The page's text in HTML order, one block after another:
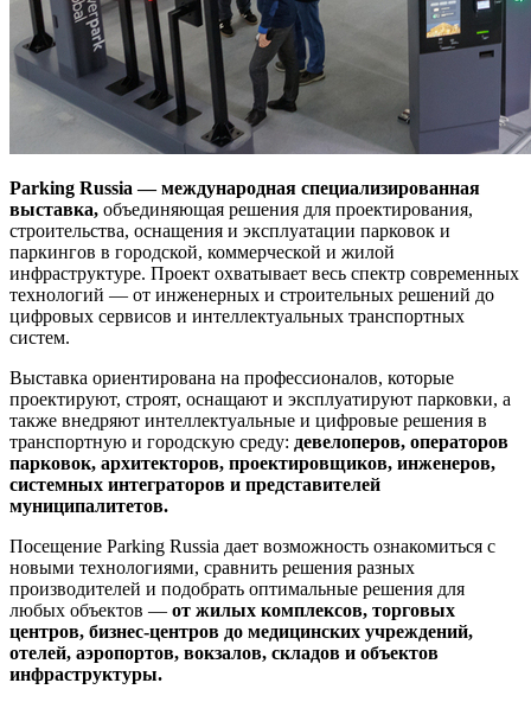
Parking Russia — международная специализированная
выставка, объединяющая решения для проектирования,
строительства, оснащения и эксплуатации парковок и
паркингов в городской, коммерческой и жилой
инфраструктуре. Проект охватывает весь спектр современных
технологий — от инженерных и строительных решений до
цифровых сервисов и интеллектуальных транспортных
систем.
Выставка ориентирована на профессионалов, которые
проектируют, строят, оснащают и эксплуатируют парковки, а
также внедряют интеллектуальные и цифровые решения в
транспортную и городскую среду: девелоперов, операторов
парковок, архитекторов, проектировщиков, инженеров,
системных интеграторов и представителей
муниципалитетов.
Посещение Parking Russia дает возможность ознакомиться с
новыми технологиями, сравнить решения разных
производителей и подобрать оптимальные решения для
любых объектов — от жилых комплексов, торговых
центров, бизнес-центров до медицинских учреждений,
отелей, аэропортов, вокзалов, складов и объектов
инфраструктуры.